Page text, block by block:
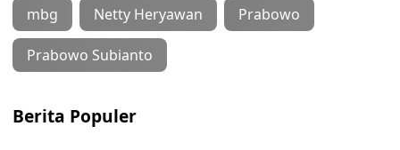
mbg Netty Heryawan Prabowo
Prabowo Subianto
Berita Populer